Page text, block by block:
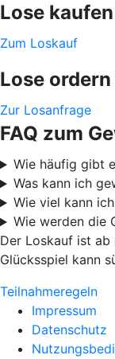
Lose
Zum Loskauf
Lose
Zur Losanfrage
FAQ zum
Wie häufig gibt
Was kann ich
Wie viel kann
Wie werden die
Der Loskauf ist ab
Glücksspiel kann
Teilnahmeregeln
Impressum
Datenschutz